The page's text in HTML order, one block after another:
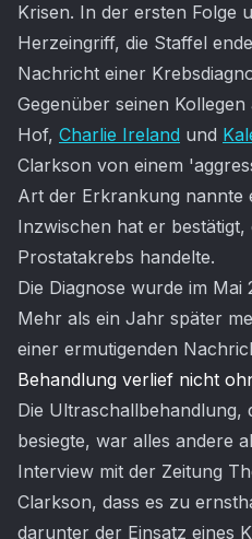
Krisen. In der ersten Folge
Herzeingriff, die Staffel
Nachricht einer
Gegenüber seinen
Hof, Charlie Ireland und
Clarkson von einem
Art der Erkrankung nannte
Inzwischen hat er bestätigt,
Prostatakrebs handelte.
Die Diagnose wurde im
Mehr als ein Jahr später
einer ermutigenden
Behandlung verlief nicht
Die Ultraschallbehandlung,
besiegte, war alles andere
Interview mit der Zeitung
Clarkson, dass es zu
darunter der Einsatz eines